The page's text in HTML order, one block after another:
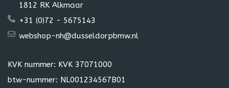
1812 RK Alkmaar
+31 (0)72 - 5675143
webshop-nh@dusseldorpbmw.nl
KVK nummer: KVK 37071000
btw-nummer: NL001234567B01